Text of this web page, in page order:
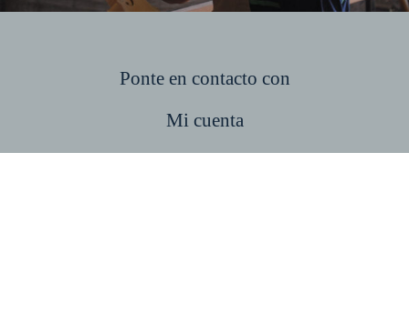
Ponte en contacto con
Mi cuenta